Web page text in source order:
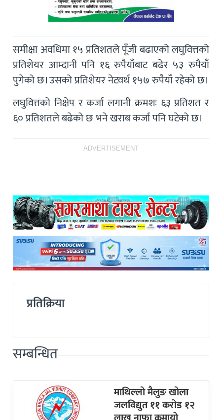
समीक्षा अवधिमा १५ प्रतिशतले पूँजी बढाएको लघुवित्तको
प्रतिशेयर आम्दानी पनि १६ रुपैयाँबाट बढेर ५३ रुपैयाँ
पुगेको छ। उसको प्रतिशेयर नेटवर्थ १५७ रुपैयाँ रहेको छ।
लघुवित्तको निक्षेप र कर्जा लगानी क्रमशः ६३ प्रतिशत र
६० प्रतिशतले बढेको छ भने खराब कर्जा पनि घटेको छ।
ADVERTISEMENT
प्रतिक्रिया
सम्बन्धित
माथिल्लो मैलुङ खोला
जलविद्युत ११ करोड १२